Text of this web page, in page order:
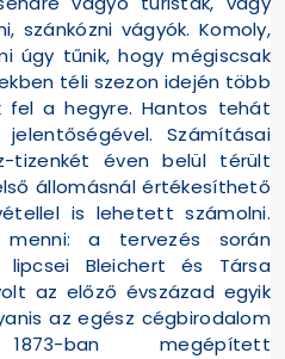
szánkózni vágyók. Komoly,
úgy tűnik, hogy mégiscsak
téli szezon idején több
fel a hegyre. Hantos tehát
Számításai
tizenkét éven belül térült
állomásnál értékesíthető
is lehetett számolni.
a tervezés során
Bleichert és Társa
az előző évszázad egyik
az egész cégbirodalom
ban megépített